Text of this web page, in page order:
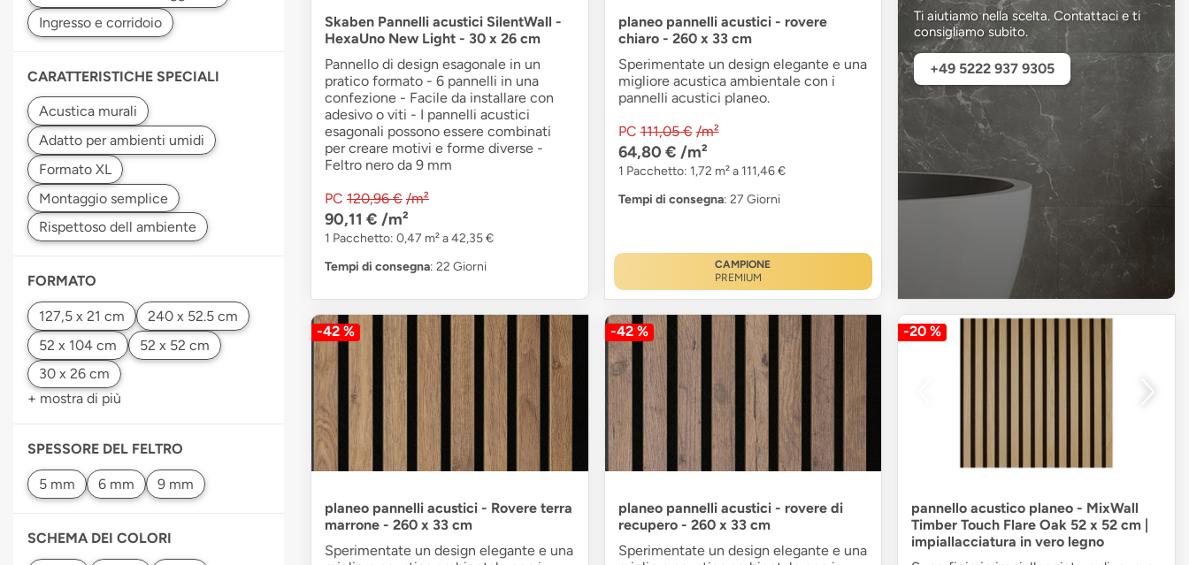
CARATTERISTICHE SPECIALI
FORMATO
+ mostra di più
SPESSORE DEL FELTRO
SCHEMA DEI COLORI
Skaben Pannelli acustici SilentWall -
HexaUno New Light - 30 x 26 cm
Pannello di design esagonale in un
pratico formato - 6 pannelli in una
confezione - Facile da installare con
adesivo o viti - I pannelli acustici
esagonali possono essere combinati
per creare motivi e forme diverse -
Feltro nero da 9 mm
PC 120,96 € /m²
90,11 € /m²
1 Pacchetto: 0,47 m² a 42,35 €
Tempi di consegna: 22 Giorni
planeo pannelli acustici - rovere
chiaro - 260 x 33 cm
Sperimentate un design elegante e una
migliore acustica ambientale con i
pannelli acustici planeo.
PC 111,05 € /m²
64,80 € /m²
1 Pacchetto: 1,72 m² a 111,46 €
Tempi di consegna: 27 Giorni
CAMPIONE
PREMIUM
Ti aiutiamo nella scelta. Contattaci e ti
consigliamo subito.
+49 5222 937 9305
-42 %
planeo pannelli acustici - Rovere terra
marrone - 260 x 33 cm
Sperimentate un design elegante e una
-42 %
planeo pannelli acustici - rovere di
recupero - 260 x 33 cm
Sperimentate un design elegante e una
-20 %
pannello acustico planeo - MixWall
Timber Touch Flare Oak 52 x 52 cm |
impiallacciatura in vero legno